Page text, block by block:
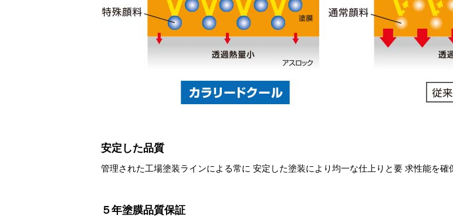
安定した品質
管理された工場塗装ラインによる常に 安定した塗装により均一な仕上りと要 求性能を確
５年塗膜品質保証